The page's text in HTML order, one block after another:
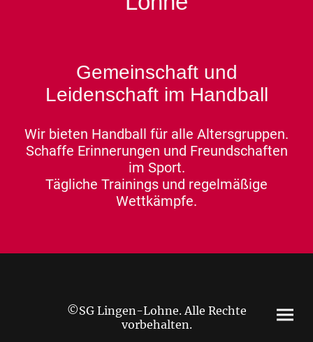
Gemeinschaft und
Leidenschaft im Handball
Wir bieten Handball für alle Altersgruppen.
Schaffe Erinnerungen und Freundschaften
im Sport.
Tägliche Trainings und regelmäßige
Wettkämpfe.
©SG Lingen-Lohne. Alle Rechte
vorbehalten.